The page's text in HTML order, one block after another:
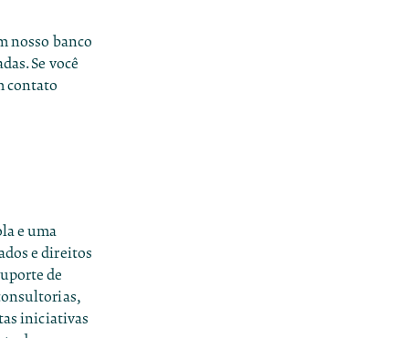
nosso banco
Se você
contato
e uma
e direitos
de
iniciativas